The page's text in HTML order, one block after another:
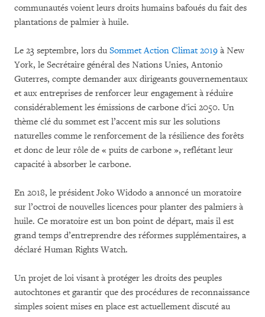
communautés voient leurs droits humains bafoués du fait des
plantations de palmier à huile.
Le 23 septembre, lors du Sommet Action Climat 2019 à New
York, le Secrétaire général des Nations Unies, Antonio
Guterres, compte demander aux dirigeants gouvernementaux
et aux entreprises de renforcer leur engagement à réduire
considérablement les émissions de carbone d'ici 2050. Un
thème clé du sommet est l’accent mis sur les solutions
naturelles comme le renforcement de la résilience des forêts
et donc de leur rôle de « puits de carbone », reflétant leur
capacité à absorber le carbone.
En 2018, le président Joko Widodo a annoncé un moratoire
sur l’octroi de nouvelles licences pour planter des palmiers à
huile. Ce moratoire est un bon point de départ, mais il est
grand temps d’entreprendre des réformes supplémentaires, a
déclaré Human Rights Watch.
Un projet de loi visant à protéger les droits des peuples
autochtones et garantir que des procédures de reconnaissance
simples soient mises en place est actuellement discuté au